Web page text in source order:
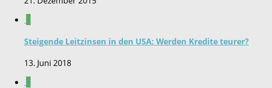
0
Steigende Leitzinsen in den USA: Werden Kredite teurer?
13. Juni 2018
0